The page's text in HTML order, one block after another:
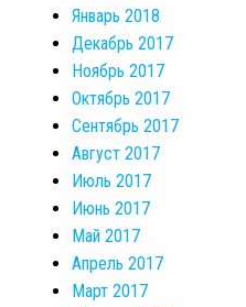
Январь 2018
Декабрь 2017
Ноябрь 2017
Октябрь 2017
Сентябрь 2017
Август 2017
Июль 2017
Июнь 2017
Май 2017
Апрель 2017
Март 2017